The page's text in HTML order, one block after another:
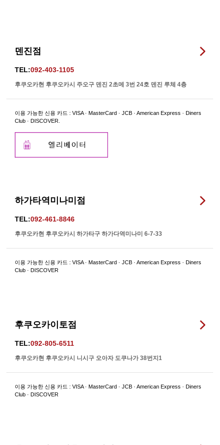
덴진점
TEL:092-403-1105
후쿠오카현 후쿠오카시 주오구 덴진 2초메 3번 24호 덴진 루체 4층
이용 가능한 신용 카드 : VISA · MasterCard · JCB · American Express · Diners
Club · DISCOVER.
하가타역미나미점
TEL:092-461-8846
후쿠오카현 후쿠오카시 하가타구 하가다역미나미 6-7-33
이용 가능한 신용 카드 : VISA · MasterCard · JCB · American Express · Diners
Club · DISCOVER
후쿠오카이토점
TEL:092-805-6511
후쿠오카현 후쿠오카시 니시구 오아자 도쿠나가 38번지1
이용 가능한 신용 카드 : VISA · MasterCard · JCB · American Express · Diners
Club · DISCOVER